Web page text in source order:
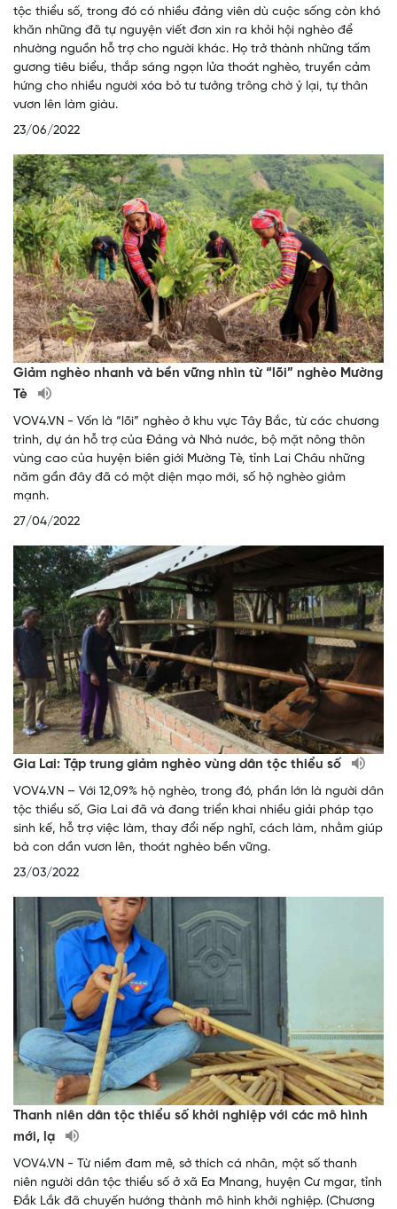
tộc thiểu số, trong đó có nhiều đảng viên dù cuộc sống còn khó
khăn những đã tự nguyện viết đơn xin ra khỏi hội nghèo để
nhường nguồn hỗ trợ cho người khác. Họ trở thành những tấm
gương tiêu biểu, thắp sáng ngọn lửa thoát nghèo, truyền cảm
hứng cho nhiều người xóa bỏ tư tưởng trông chờ ỷ lại, tự thân
vươn lên làm giàu.
23/06/2022
Giảm nghèo nhanh và bền vững nhìn từ “lõi” nghèo Mường
Tè
VOV4.VN - Vốn là “lõi” nghèo ở khu vực Tây Bắc, từ các chương
trình, dự án hỗ trợ của Đảng và Nhà nước, bộ mặt nông thôn
vùng cao của huyện biên giới Mường Tè, tỉnh Lai Châu những
năm gần đây đã có một diện mạo mới, số hộ nghèo giảm
mạnh.
27/04/2022
Gia Lai: Tập trung giảm nghèo vùng dân tộc thiểu số
VOV4.VN – Với 12,09% hộ nghèo, trong đó, phần lớn là người dân
tộc thiểu số, Gia Lai đã và đang triển khai nhiều giải pháp tạo
sinh kế, hỗ trợ việc làm, thay đổi nếp nghĩ, cách làm, nhằm giúp
bà con dần vươn lên, thoát nghèo bền vững.
23/03/2022
Thanh niên dân tộc thiểu số khởi nghiệp với các mô hình
mới, lạ
VOV4.VN - Từ niềm đam mê, sở thích cá nhân, một số thanh
niên người dân tộc thiểu số ở xã Ea Mnang, huyện Cư mgar, tỉnh
Đắk Lắk đã chuyến hướng thành mô hình khởi nghiệp. (Chương